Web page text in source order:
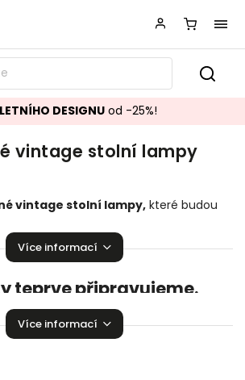
DESIGNUod -25%!
vintage stolní lampy
vintage stolní lampy, které budou
Více informací
teprve připravujeme.
na ostatní kategorie.
Více informací